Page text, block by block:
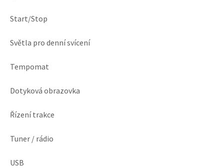
Start/Stop
Světla pro denní svícení
Tempomat
Dotyková obrazovka
Řízení trakce
Tuner / rádio
USB